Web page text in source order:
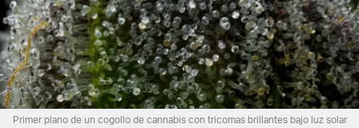
Spanish (Latin America)
German
French
Primer plano de un cogollo de cannabis con tricomas brillantes bajo luz solar